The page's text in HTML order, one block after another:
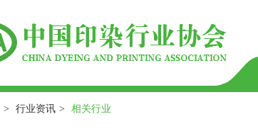
> 行业资讯 > 相关行业